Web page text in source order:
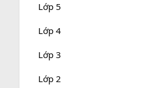
Lớp 5
Lớp 4
Lớp 3
Lớp 2